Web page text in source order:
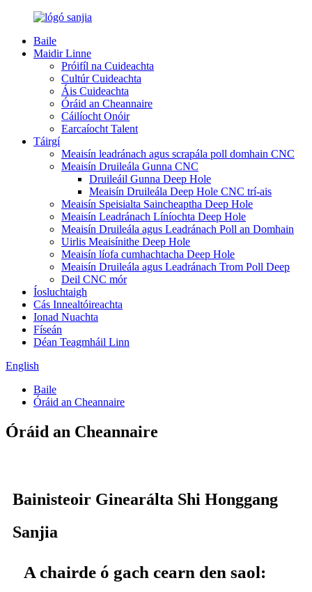
Baile
Maidir Linne
Próifíl na Cuideachta
Cultúr Cuideachta
Áis Cuideachta
Óráid an Cheannaire
Cáilíocht Onóir
Earcaíocht Talent
Táirgí
Meaisín leadránach agus scrapála poll domhain CNC
Meaisín Druileála Gunna CNC
Druileáil Gunna Deep Hole
Meaisín Druileála Deep Hole CNC trí-ais
Meaisín Speisialta Saincheaptha Deep Hole
Meaisín Leadránach Líníochta Deep Hole
Meaisín Druileála agus Leadránach Poll an Domhain
Uirlis Meaisínithe Deep Hole
Meaisín líofa cumhachtacha Deep Hole
Meaisín Druileála agus Leadránach Trom Poll Deep
Deil CNC mór
Íosluchtaigh
Cás Innealtóireachta
Ionad Nuachta
Físeán
Déan Teagmháil Linn
English
Baile
Óráid an Cheannaire
Óráid an Cheannaire
Bainisteoir Ginearálta Shi Honggang
Sanjia
A chairde ó gach cearn den saol: